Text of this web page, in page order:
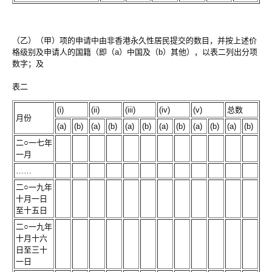
（乙）（甲）项的申请中由非香港永久性居民提交的数目，并按上述价
格级别及申请人的国籍（即（a）中国及（b）其他），以表二列出分项
数字；及
表二
月份
(i) (ii) (iii) (iv) (v)
总数
(a)
(b) (a) (b) (a) (b) (a) (b) (a) (b) (a)
(b)
二○一七年
一月
……
二○一九年
十月一日
至十五日
二○一九年
十月十六
日至三十
一日